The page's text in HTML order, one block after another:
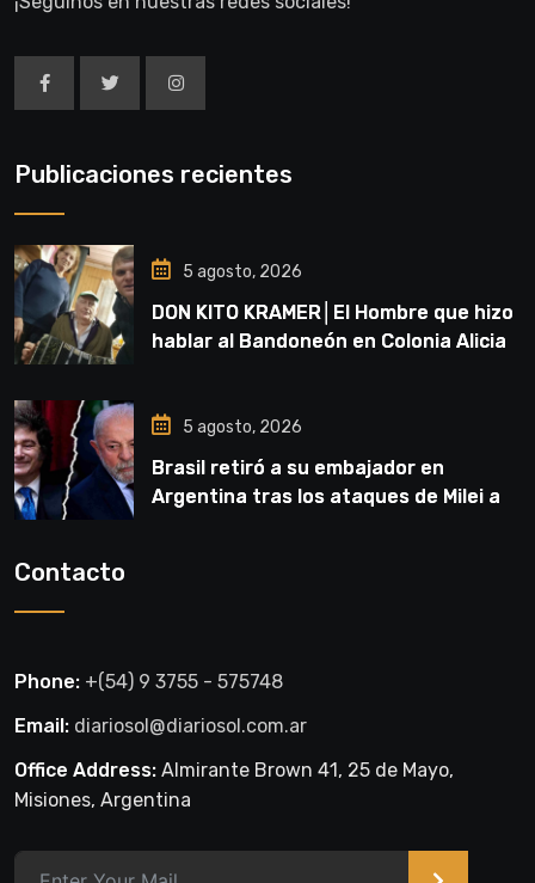
Publicaciones recientes
5 agosto, 2026
DON KITO KRAMER│El Hombre que hizo
hablar al Bandoneón en Colonia Alicia
5 agosto, 2026
Brasil retiró a su embajador en
Argentina tras los ataques de Milei a
Contacto
Phone: +(54) 9 3755 - 575748
Email: diariosol@diariosol.com.ar
Office Address: Almirante Brown 41, 25 de Mayo,
Misiones, Argentina